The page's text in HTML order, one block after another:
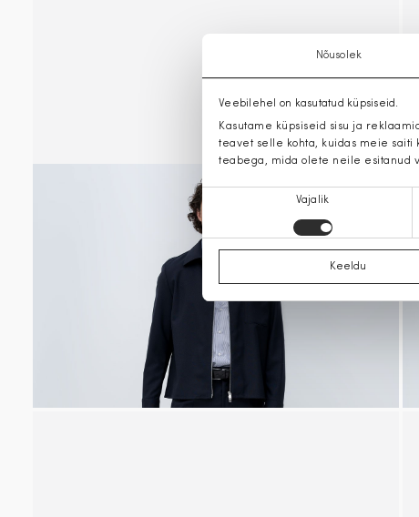
Nõusolek
Veebilehel on kasutatud küpsiseid.
Kasutame küpsiseid sisu ja
teavet selle kohta, kuidas meie
teabega, mida olete neile esitanud
valik
Vajalik
Keeldu